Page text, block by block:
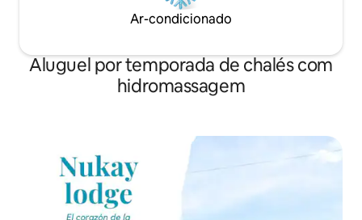
Ar-condicionado
Aluguel por temporada de chalés com
hidromassagem